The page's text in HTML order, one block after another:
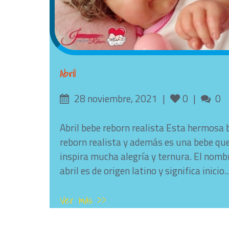
Abril
Posted28 noviembre, 2021 Likes
0
0
Abril bebe reborn realista Esta hermosa
reborn realista y además es una bebe
inspira mucha alegría y ternura. El
abril es de origen latino y significa
Ver más >>